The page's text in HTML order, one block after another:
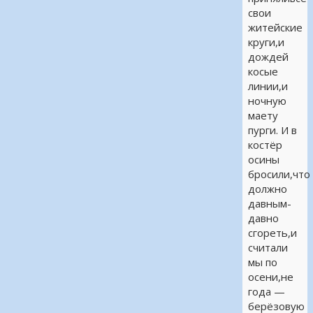
свои
житейские
круги,и
дождей
косые
линии,и
ночную
маету
пурги. И в
костёр
осины
бросили,что
должно
давным-
давно
сгореть,и
считали
мы по
осени,не
года —
берёзовую